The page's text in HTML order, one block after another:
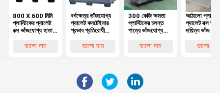
800 X 600 মিমি
প্লাস্টিকের প্যালেট
বক্স ভাঁজযোগ্য হাতা
কন্টেইনার প্লাস্টিকের
ভালো দাম
বর্গক্ষেত্র ভাঁজযোগ্য
প্যালেট কনটেইনার
প্রভাব প্রতিরোধী
কনটেইনারভালো দাম
300 কেজি ক্ষমতা
প্লাস্টিকের চলন্ত
পাত্রে ভাঁজযোগ্য
পাত্রে প্রভাব
ভালো দাম
আঠালো
প্যালেট বক্স ভারী
দায়িত্ব ভাঁজ
বন্ধুত্বপূর্ণভালো দাম